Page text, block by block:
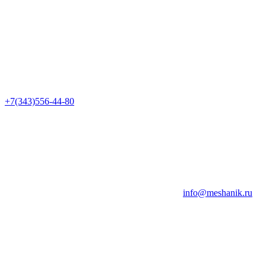
+7(343)556-44-80
info@meshanik.ru